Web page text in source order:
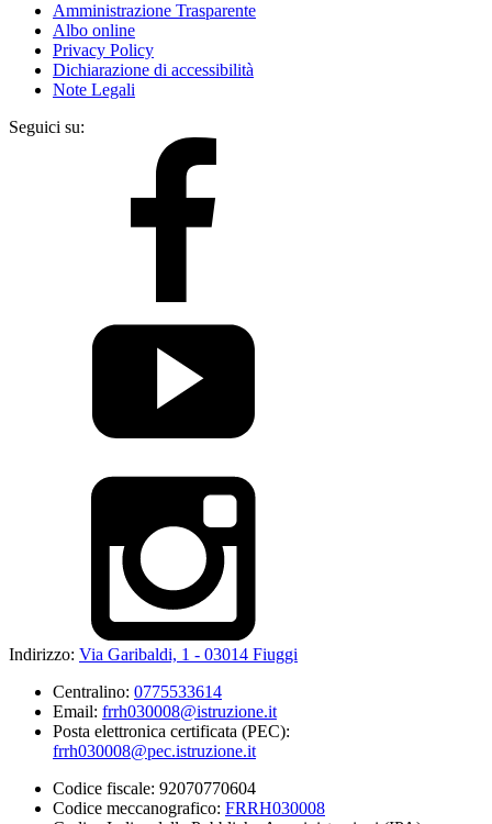
Amministrazione Trasparente
Albo online
Privacy Policy
Dichiarazione di accessibilità
Note Legali
Seguici su:
Indirizzo: Via Garibaldi, 1 - 03014 Fiuggi
Centralino: 0775533614
Email: frrh030008@istruzione.it
Posta elettronica certificata (PEC):
frrh030008@pec.istruzione.it
Codice fiscale: 92070770604
Codice meccanografico: FRRH030008